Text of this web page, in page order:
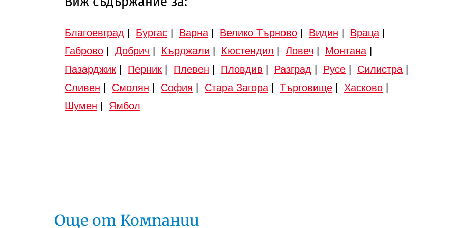
Благоевград Бургас Варна Велико Търново Видин Враца
Габрово
Добрич Кърджали Кюстендил Ловеч Монтана
Пазарджик
Перник Плевен Пловдив Разград Русе Силистра
Сливен
Смолян София Стара Загора Търговище Хасково
Шумен
Ямбол
Още от Компании